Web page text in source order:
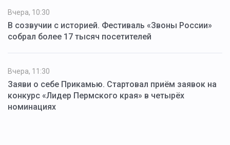
Вчера, 10:30
В созвучии с историей. Фестиваль «Звоны России»
собрал более 17 тысяч посетителей
Вчера, 11:30
Заяви о себе Прикамью. Стартовал приём заявок на
конкурс «Лидер Пермского края» в четырёх
номинациях